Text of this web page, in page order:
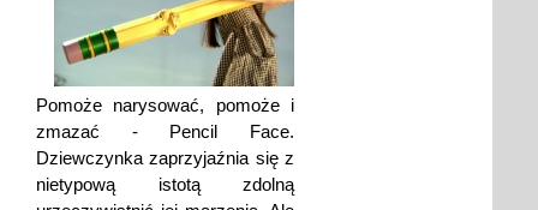
Pomoże narysować, pomoże i
zmazać - Pencil Face.
Dziewczynka zaprzyjaźnia się z
nietypową istotą zdolną